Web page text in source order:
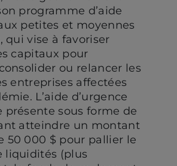
programme d’aide
petites et moyennes
qui vise à favoriser
capitaux pour
ou relancer les
entreprises affectées
L’aide d’urgence
présente sous forme de
atteindre un montant
50 000 $ pour pallier le
liquidités (plus